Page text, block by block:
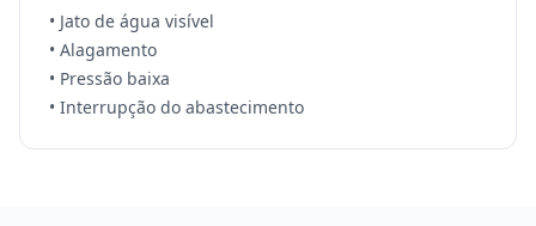
• Jato de água visível
• Alagamento
• Pressão baixa
• Interrupção do abastecimento